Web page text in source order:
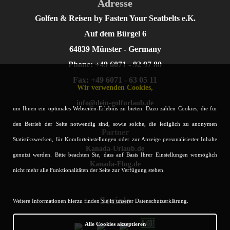
malerischen Berglandschaften von Andalusien oder den grünen Oasen
auf den Baleareninseln gibt es für jeden Geschmack und jede
Das Klima Spaniens, kombiniert mit der Vielfalt der Golfplätze und
der herzlichen Gastfreundschaft der spanischen Kultur, schafft eine
einladende Atmosphäre für Golfer aus aller Welt.
Ein Golfurlaub in Spanien verspricht unvergessliche Momente
dem Spiel und der wunderschönen Umgebung genießen.
Adresse
Golfen & Reisen by Fasten Your Seatbelts e.K.
Auf dem Bürgel 6
64839 Münster - Germany
Phone: +49 6071 - 92 97 80
Fax: +49 6071 - 63 05 11
info@dein-golfurlaub.de
Partner
Kanada-Urlaub.de
Kanada-Flug.de
Socials
Wir verwenden Cookies,
um Ihnen ein optimales Webseiten-Erlebnis zu bieten. Dazu zählen Cookies, die für
den Betrieb der Seite notwendig sind, sowie solche, die lediglich zu anonymen
Statistikzwecken, für Komforteinstellungen oder zur Anzeige personalisierter Inhalte
genutzt werden. Bitte beachten Sie, dass auf Basis Ihrer Einstellungen womöglich
nicht mehr alle Funktionalitäten der Seite zur Verfügung stehen.
Weitere Informationen hierzu finden Sie in unserer Datenschutzerklärung.
Alle Cookies akzeptieren